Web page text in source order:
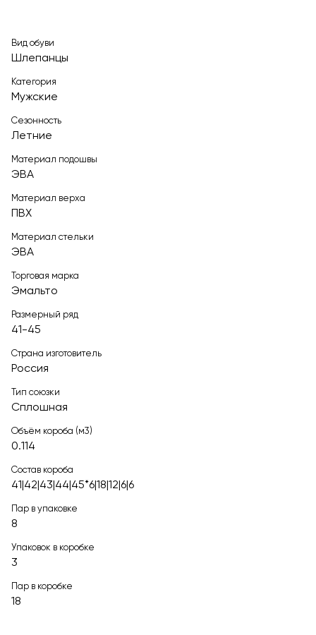
Вид обуви
Шлепанцы
Категория
Мужские
Сезонность
Летние
Материал подошвы
ЭВА
Материал верха
ПВХ
Материал стельки
ЭВА
Торговая марка
Эмальто
Размерный ряд
41-45
Страна изготовитель
Россия
Тип союзки
Сплошная
Объём короба (м3)
0.114
Состав короба
41|42|43|44|45*6|18|12|6|6
Пар в упаковке
8
Упаковок в коробке
3
Пар в коробке
18